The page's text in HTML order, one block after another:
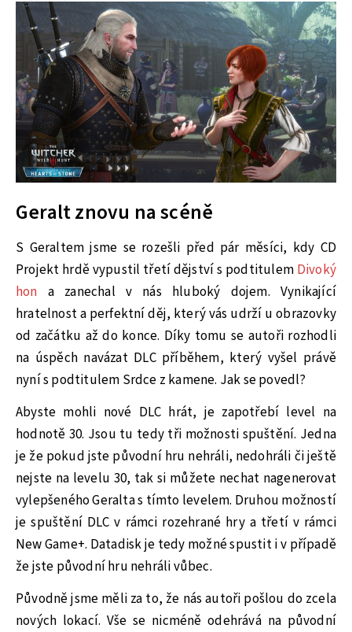
Geralt znovu na scéně
S Geraltem jsme se rozešli před pár měsíci, kdy CD
Projekt hrdě vypustil třetí dějství s podtitulem Divoký
hon a zanechal v nás hluboký dojem. Vynikající
hratelnost a perfektní děj, který vás udrží u obrazovky
od začátku až do konce. Díky tomu se autoři rozhodli
na úspěch navázat DLC příběhem, který vyšel právě
nyní s podtitulem Srdce z kamene. Jak se povedl?
Abyste mohli nové DLC hrát, je zapotřebí level na
hodnotě 30. Jsou tu tedy tři možnosti spuštění. Jedna
je že pokud jste původní hru nehráli, nedohráli či ještě
nejste na levelu 30, tak si můžete nechat nagenerovat
vylepšeného Geralta s tímto levelem. Druhou možností
je spuštění DLC v rámci rozehrané hry a třetí v rámci
New Game+. Datadisk je tedy možné spustit i v případě
že jste původní hru nehráli vůbec.
Původně jsme měli za to, že nás autoři pošlou do zcela
nových lokací. Vše se nicméně odehrává na původní